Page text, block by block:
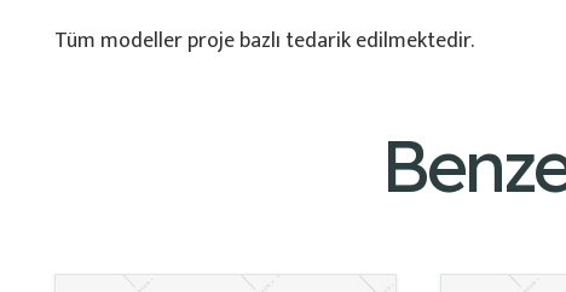
Tüm modeller proje bazlı tedarik edilmektedir.